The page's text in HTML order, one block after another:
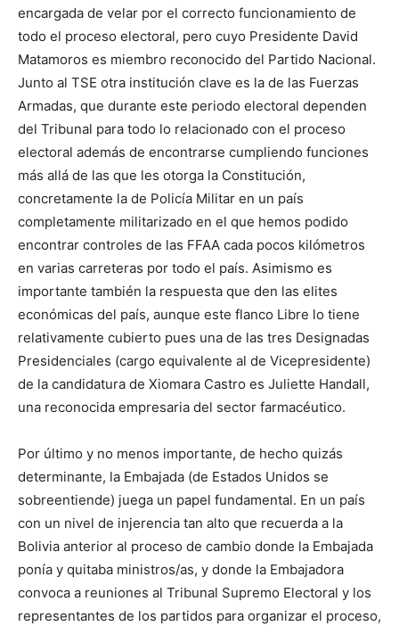
encargada de velar por el correcto funcionamiento de
todo el proceso electoral, pero cuyo Presidente David
Matamoros es miembro reconocido del Partido Nacional.
Junto al TSE otra institución clave es la de las Fuerzas
Armadas, que durante este periodo electoral dependen
del Tribunal para todo lo relacionado con el proceso
electoral además de encontrarse cumpliendo funciones
más allá de las que les otorga la Constitución,
concretamente la de Policía Militar en un país
completamente militarizado en el que hemos podido
encontrar controles de las FFAA cada pocos kilómetros
en varias carreteras por todo el país. Asimismo es
importante también la respuesta que den las elites
económicas del país, aunque este flanco Libre lo tiene
relativamente cubierto pues una de las tres Designadas
Presidenciales (cargo equivalente al de Vicepresidente)
de la candidatura de Xiomara Castro es Juliette Handall,
una reconocida empresaria del sector farmacéutico.
Por último y no menos importante, de hecho quizás
determinante, la Embajada (de Estados Unidos se
sobreentiende) juega un papel fundamental. En un país
con un nivel de injerencia tan alto que recuerda a la
Bolivia anterior al proceso de cambio donde la Embajada
ponía y quitaba ministros/as, y donde la Embajadora
convoca a reuniones al Tribunal Supremo Electoral y los
representantes de los partidos para organizar el proceso,